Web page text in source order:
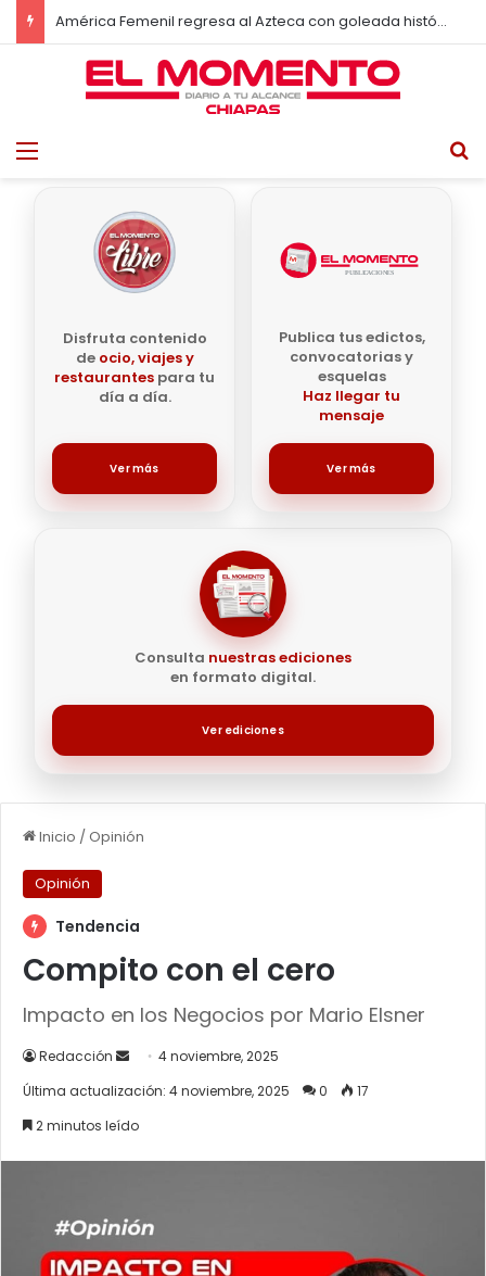
América Femenil regresa al Azteca con goleada histórica de 10-0 ante Cruz Azul
Menu
Disfruta contenido
de ocio, viajes y
restaurantes para tu
día a día.
Ver más
Consulta nuestras ediciones
en formato digital.
Ver ediciones
Publica tus edictos,
convocatorias y
esquelas
Haz llegar tu
mensaje
Ver más
Inicio /Opinión
Opinión
Tendencia
Compito con el cero
Impacto en los Negocios por Mario Elsner
Redacción
Send4 noviembre, 2025
Última actualización: 4 noviembre, 2025
0
17
2 minutos leído